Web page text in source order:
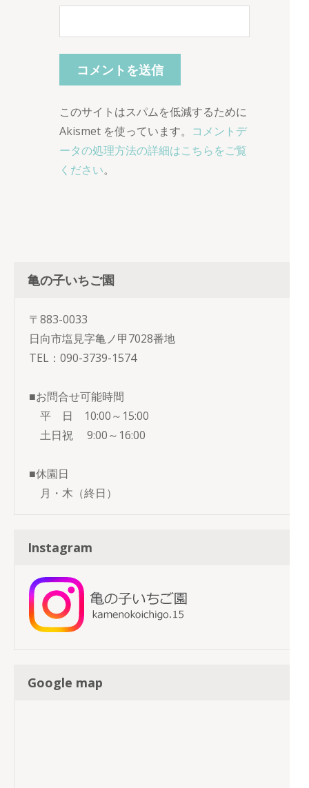
このサイトはスパムを低減するために
Akismet を使っています。 コメントデ
ータの処理方法の詳細はこちらをご覧
ください。
亀の子いちご園
〒883-0033
日向市塩見字亀ノ甲7028番地
TEL：090-3739-1574
■お問合せ可能時間
平 日 10:00～15:00
土日祝 9:00～16:00
■休園日
月・木（終日）
Instagram
Google map